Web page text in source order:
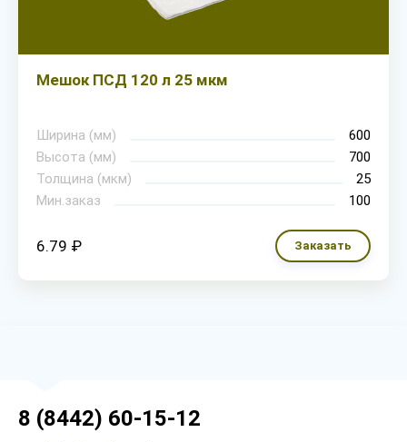
Мешок ПСД 120 л 25 мкм
Ширина (мм)
600
Высота (мм)
700
Толщина (мкм)
25
Мин.заказ
100
6.79 ₽ Заказать
8 (8442) 60-15-12